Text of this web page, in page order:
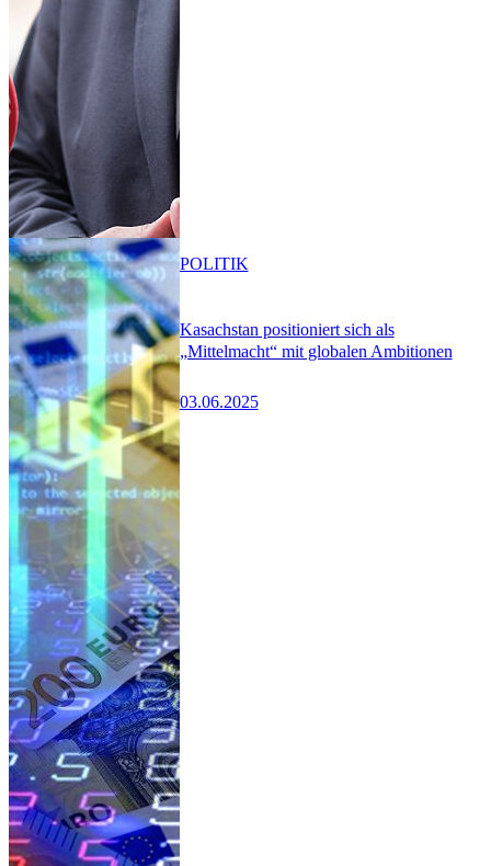
Kasachstan positioniert sich als
„Mittelmacht“ mit globalen Ambitionen
03.06.2025
POLITIK